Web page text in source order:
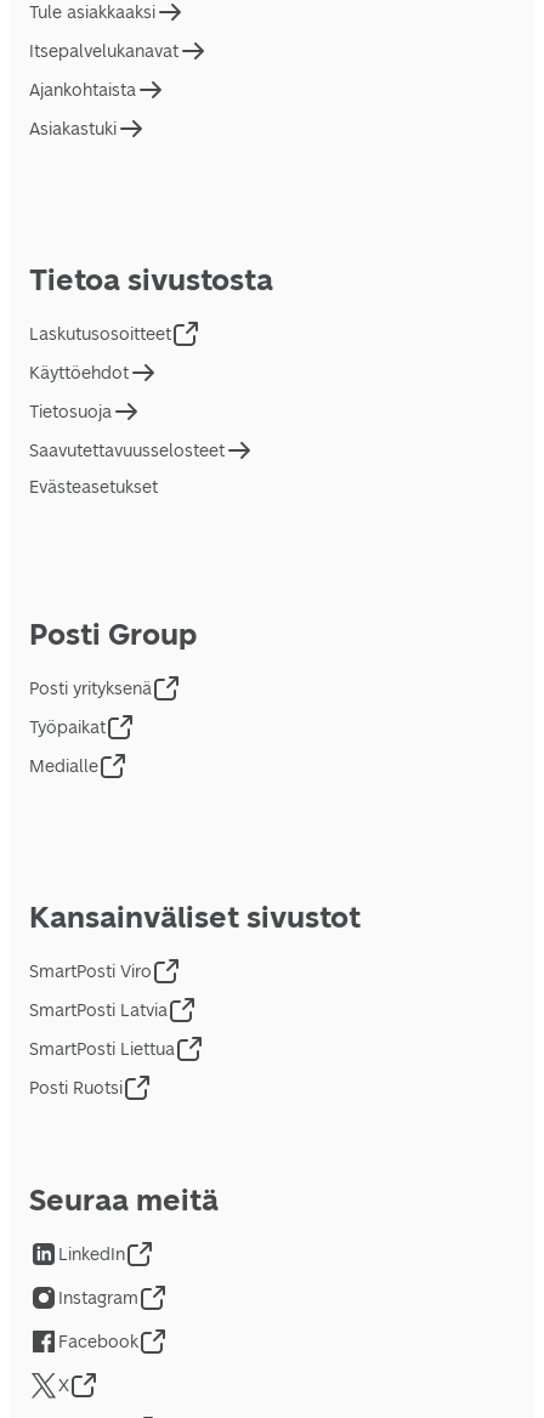
Tule asiakkaaksi
Itsepalvelukanavat
Ajankohtaista
Asiakastuki
Tietoa sivustosta
Laskutusosoitteet
Käyttöehdot
Tietosuoja
Saavutettavuusselosteet
Evästeasetukset
Posti Group
Posti yrityksenä
Työpaikat
Medialle
Kansainväliset sivustot
SmartPosti Viro
SmartPosti Latvia
SmartPosti Liettua
Posti Ruotsi
Seuraa meitä
LinkedIn
Instagram
Facebook
X